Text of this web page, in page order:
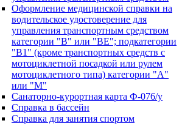
Оформление медицинской справки на
водительское удостоверение для
управления транспортным средством
категории "В" или "BE"; подкатегории
"В1" (кроме транспортных средств с
мотоциклетной посадкой или рулем
мотоциклетного типа) категории "А"
или "М"
Санаторно-курортная карта Ф-076/у
Справка в бассейн
Справка для занятия спортом